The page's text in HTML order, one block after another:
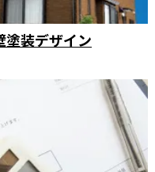
塗装デザイン